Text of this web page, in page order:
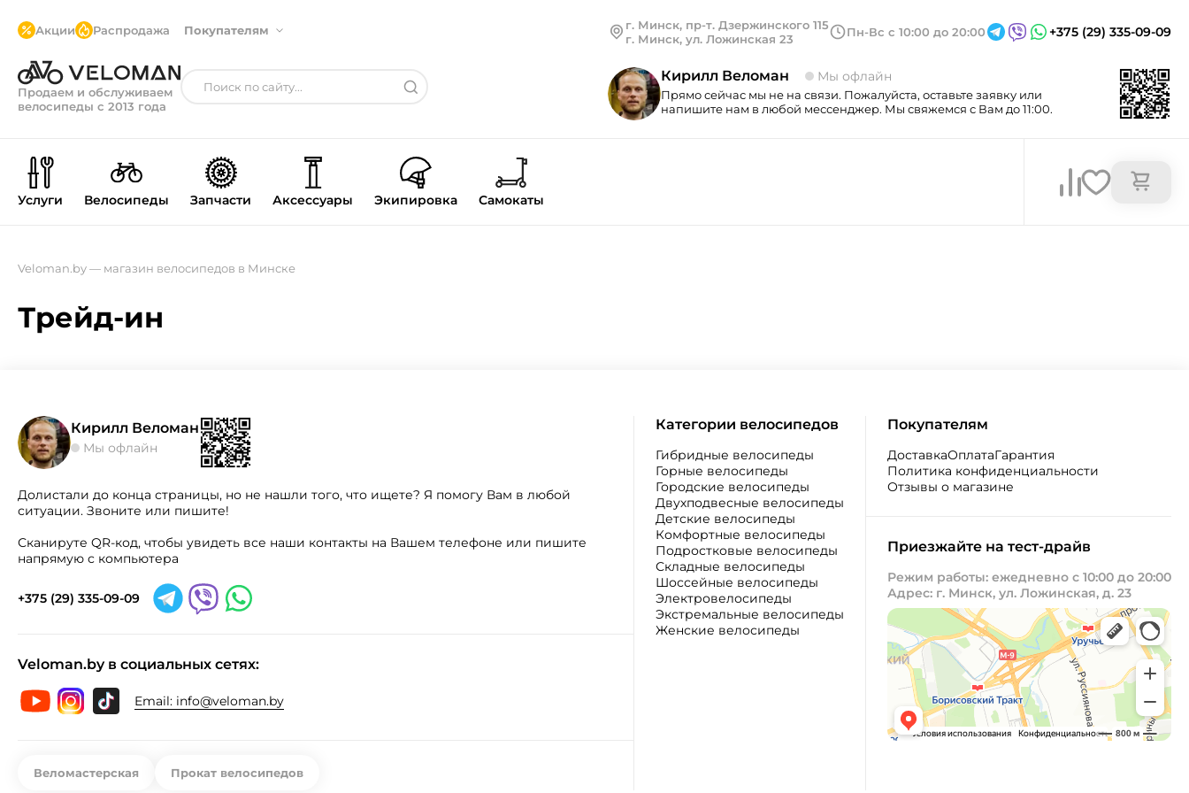
Акции Распродажа Покупателям
Продаем и обслуживаем
велосипеды с 2013 года
г. Минск, пр-т. Дзержинского 115
г. Минск, ул. Ложинская 23
Пн-Вс с 10:00 до 20:00 +375 (29) 335-09-09
Кирилл Веломан Мы офлайн
Прямо сейчас мы не на связи. Пожалуйста, оставьте заявку или
напишите нам в любой мессенджер. Мы свяжемся с Вам до 11:00.
Услуги Велосипеды Запчасти Аксессуары Экипировка Самокаты
Veloman.by — магазин велосипедов в Минске
Трейд-ин
Кирилл Веломан
Мы офлайн
Долистали до конца страницы, но не нашли того, что ищете? Я помогу Вам в любой
ситуации. Звоните или пишите!
Сканируте QR-код, чтобы увидеть все наши контакты на Вашем телефоне или пишите
напрямую с компьютера
+375 (29) 335-09-09
Veloman.by в социальных сетях:
Email: info@veloman.by
Веломастерская Прокат велосипедов
Категории велосипедов
Гибридные велосипеды
Горные велосипеды
Городские велосипеды
Двухподвесные велосипеды
Детские велосипеды
Комфортные велосипеды
Подростковые велосипеды
Складные велосипеды
Шоссейные велосипеды
Электровелосипеды
Экстремальные велосипеды
Женские велосипеды
Покупателям
ДоставкаОплатаГарантия
Политика конфиденциальности
Отзывы о магазине
Приезжайте на тест-драйв
Режим работы: ежедневно с 10:00 до 20:00
Адрес: г. Минск, ул. Ложинская, д. 23